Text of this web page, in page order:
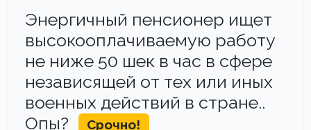
Энергичный пенсионер ищет
высокооплачиваемую работу
не ниже 50 шек в час в сфере
независящей от тех или иных
военных действий в стране..
Опы?
Срочно!